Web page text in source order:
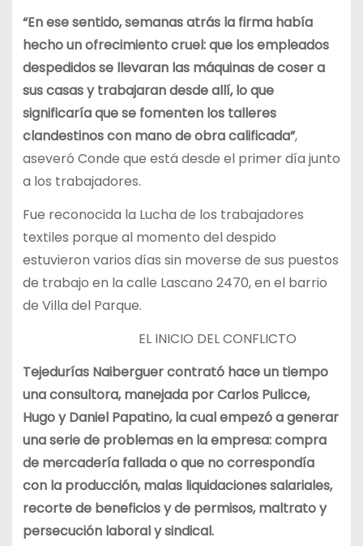
“En ese sentido, semanas atrás la firma había
hecho un ofrecimiento cruel: que los empleados
despedidos se llevaran las máquinas de coser a
sus casas y trabajaran desde allí, lo que
significaría que se fomenten los talleres
clandestinos con mano de obra calificada”,
aseveró Conde que está desde el primer día junto
a los trabajadores.
Fue reconocida la Lucha de los trabajadores
textiles porque al momento del despido
estuvieron varios días sin moverse de sus puestos
de trabajo en la calle Lascano 2470, en el barrio
de Villa del Parque.
EL INICIO DEL CONFLICTO
Tejedurías Naiberguer contrató hace un tiempo
una consultora, manejada por Carlos Pulicce,
Hugo y Daniel Papatino, la cual empezó a generar
una serie de problemas en la empresa: compra
de mercadería fallada o que no correspondía
con la producción, malas liquidaciones salariales,
recorte de beneficios y de permisos, maltrato y
persecución laboral y sindical.